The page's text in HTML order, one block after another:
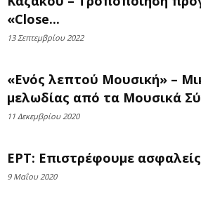
«Close...
13 Σεπτεμβρίου 2022
«Ενός λεπτού Μουσική» –
μελωδίας από τα Μουσικά
11 Δεκεμβρίου 2020
ΕΡΤ: Επιστρέφουμε ασφαλείς
9 Μαΐου 2020